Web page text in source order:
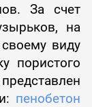
За счет
на
виду
пористого
пенобетон